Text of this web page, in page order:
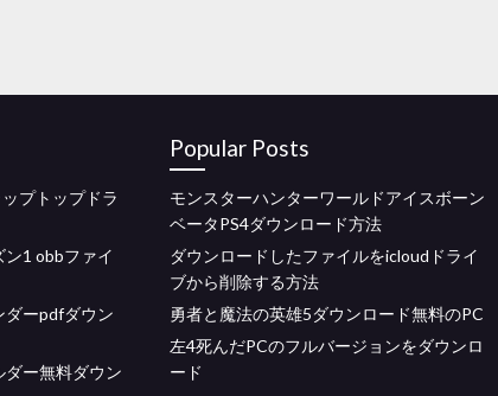
プトップドラ
1 obbファイ
ダーpdfダウン
ダー無料ダウン
Popular Posts
モンスターハンターワールドアイスボーン
ベータPS4ダウンロード方法
ダウンロードしたファイルをicloudドライ
ブから削除する方法
勇者と魔法の英雄5ダウンロード無料のPC
左4死んだPCのフルバージョンをダウンロ
ード